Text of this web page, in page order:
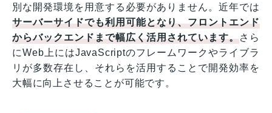
別な開発環境を用意する必要がありません。近年では
サーバーサイドでも利用可能となり、フロントエンド
からバックエンドまで幅広く活用されています。さら
にWeb上にはJavaScriptのフレームワークやライブラ
リが多数存在し、それらを活用することで開発効率を
大幅に向上させることが可能です。